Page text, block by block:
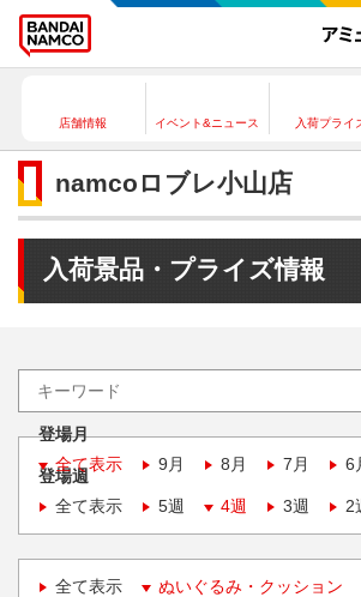
店舗情報 イベント&ニュース 入荷プライ
namcoロブレ小山店
入荷景品・プライズ情報
登場月
全て表示
9月 8月 7月 6
登場週
全て表示
5週 4週 3週 2
全て表示 ぬいぐるみ・クッション